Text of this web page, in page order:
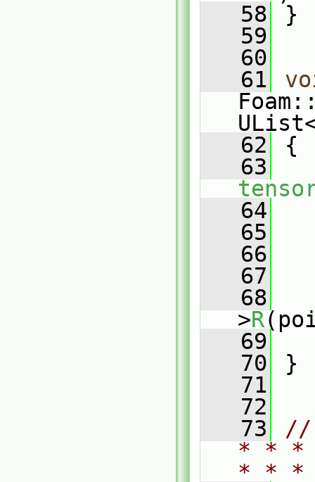
   58
}
   59
   60
   61
   62
{
   63
   64
   65
   66
   67
   68
>R
   69
   70
}
   71
   72
   73
//
* * *
* *